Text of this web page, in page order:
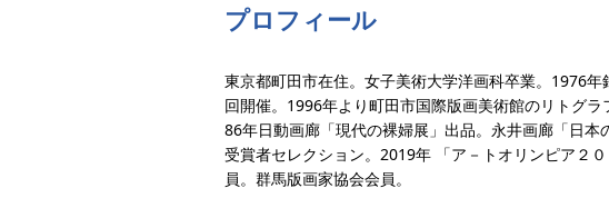
プロフィール
東京都町田市在住。女子美術大学洋画科卒業。1976
回開催。1996年より町田市国際版画美術館のリトグ
86年日動画廊「現代の裸婦展」出品。永井画廊「日
受賞者セレクション。2019年 「ア－トオリンピア２
員。群馬版画家協会会員。